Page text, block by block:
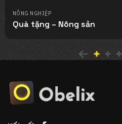
NÔNG NGHIỆP
Quà tặng – Nông sản